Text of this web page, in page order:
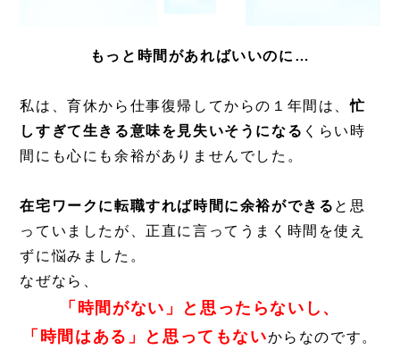
もっと時間があればいいのに…
私は、育休から仕事復帰してからの１年間は、忙
しすぎて生きる意味を見失いそうになる くらい時
間にも心にも余裕がありませんでした。
在宅ワークに転職すれば時間に余裕ができる と思
っていましたが、正直に言ってうまく時間を使え
ずに悩みました。
なぜなら、
「時間がない」と思ったらないし、
「時間はある」と思ってもないからなのです。